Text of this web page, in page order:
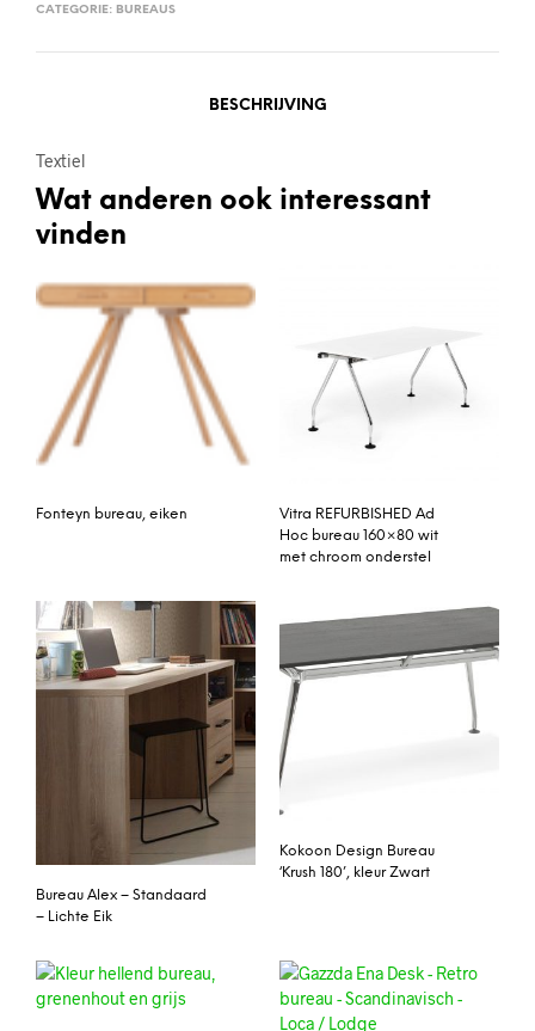
CATEGORIE: BUREAUS
BESCHRIJVING
Textiel
Wat anderen ook interessant
vinden
Fonteyn bureau, eiken
Vitra REFURBISHED Ad
Hoc bureau 160×80 wit
met chroom onderstel
Bureau Alex – Standaard
– Lichte Eik
Kokoon Design Bureau
‘Krush 180’, kleur Zwart